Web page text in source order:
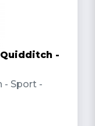
-
- Sport -